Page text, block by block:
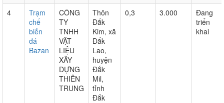
4
Trạm
chế
biến
đá
Bazan
CÔNG
TY
TNHH
VẬT
LIỆU
XÂY
DỰNG
THIÊN
TRUNG
Thôn
Đắk
Kim, xã
Đắk
Lao,
huyện
Đắk
Mil,
tỉnh
Đắk
0,3 3.000
Đang
triển
khai